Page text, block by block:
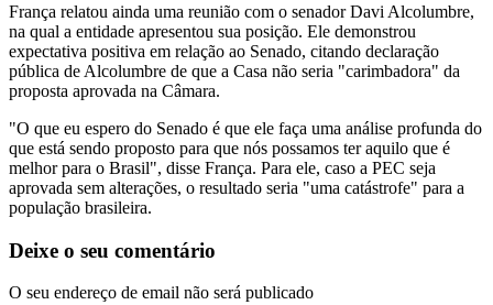
França relatou ainda uma reunião com o senador Davi Alcolumbre,
na qual a entidade apresentou sua posição. Ele demonstrou
expectativa positiva em relação ao Senado, citando declaração
pública de Alcolumbre de que a Casa não seria "carimbadora" da
proposta aprovada na Câmara.
"O que eu espero do Senado é que ele faça uma análise profunda do
que está sendo proposto para que nós possamos ter aquilo que é
melhor para o Brasil", disse França. Para ele, caso a PEC seja
aprovada sem alterações, o resultado seria "uma catástrofe" para a
população brasileira.
Deixe o seu comentário
O seu endereço de email não será publicado